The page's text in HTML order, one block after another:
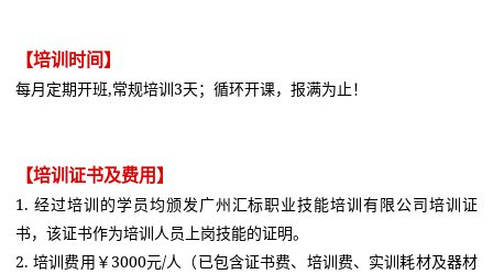
【培训时间】
每月定期开班,常规培训3天；循环开课，报满为止！
【培训证书及费用】
1. 经过培训的学员均颁发广州汇标职业技能培训有限公司培训证
书，该证书作为培训人员上岗技能的证明。
2. 培训费用￥3000元/人（已包含证书费、培训费、实训耗材及器材